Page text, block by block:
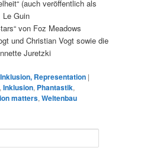
(auch veröffentlich als
Le Guin
von Foz Meadows
und Christian Vogt sowie die
Juretzki
Representation |
,Inklusion, Phantastik,
matters,Weltenbau